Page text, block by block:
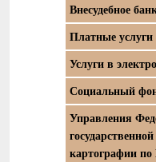
Внесудебное
Платные услуги
Услуги в
Социальный
Управления
картографии